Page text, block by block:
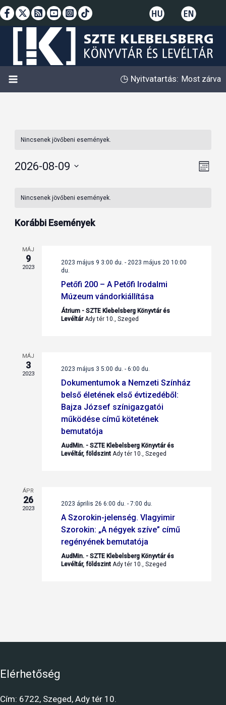
Skip
to
◷ Nyitvatartás: Most zárva
Nincsenek jövőbeni események.
Hónap
2026-08-09
kiválasztása.
naptár
Nincsenek jövőbeni események.
Korábbi Események
MÁJ
9
2023
2023 május 9 3:00 du. - 2023 május 20 10:00
du.
Petőfi 200 – A Petőfi Irodalmi
Múzeum vándorkiállítása
Átrium - SZTE Klebelsberg Könyvtár és
LevéltárAdy tér 10., Szeged
MÁJ
3
2023
2023 május 3 5:00 du. - 6:00 du.
Dokumentumok a Nemzeti Színház
belső életének első évtizedéből:
Bajza József színigazgatói
működése című kötetének
bemutatója
AudMin. - SZTE Klebelsberg Könyvtár és
Levéltár, földszint Ady tér 10., Szeged
ÁPR
26
2023
2023 április 26 6:00 du. - 7:00 du.
A Szorokin-jelenség. Vlagyimir
Szorokin: „A négyek szíve” című
regényének bemutatója
AudMin. - SZTE Klebelsberg Könyvtár és
Levéltár, földszint Ady tér 10., Szeged
Elérhetőség
Cím: 6722, Szeged, Ady tér 10.